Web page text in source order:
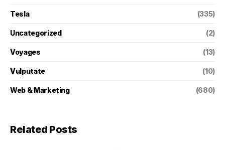
Tesla (335)
Uncategorized (2)
Voyages (13)
Vulputate (10)
Web & Marketing (680)
Related Posts